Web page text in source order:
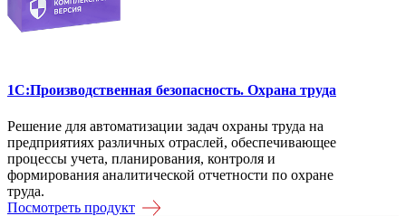
1C:Производственная безопасность. Охрана труда
Решение для автоматизации задач охраны труда на
предприятиях различных отраслей, обеспечивающее
процессы учета, планирования, контроля и
формирования аналитической отчетности по охране
труда.
Посмотреть продукт